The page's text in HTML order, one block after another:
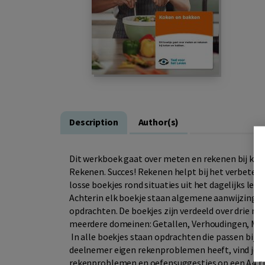
Description Author(s)
Dit werkboek gaat over meten en rekenen bij
Rekenen. Succes! Rekenen helpt bij het
losse boekjes rond situaties uit het dagelijks
Achterin elk boekje staan algemene
opdrachten. De boekjes zijn verdeeld over drie
meerdere domeinen: Getallen, Verhoudingen,
In alle boekjes staan opdrachten die passen bij
deelnemer eigen rekenproblemen heeft, vind je
rekenproblemen en oefensuggesties op een